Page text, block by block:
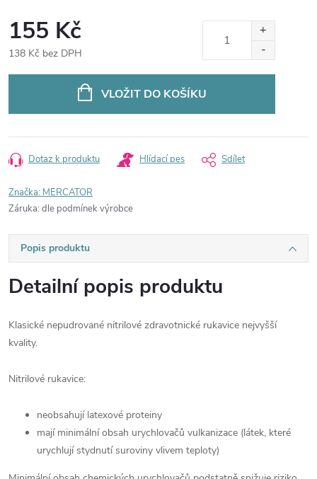
155 Kč
138 Kč bez DPH
VLOŽIT DO KOŠÍKU
Dotaz k produktu Hlídací pes Sdílet
Značka: MERCATOR
Záruka: dle podmínek výrobce
Popis produktu
Detailní popis produktu
Klasické nepudrované nitrilové zdravotnické rukavice nejvyšší
kvality.
Nitrilové rukavice:
neobsahují latexové proteiny
mají minimální obsah urychlovačů vulkanizace (látek, které
urychlují stydnutí suroviny vlivem teploty)